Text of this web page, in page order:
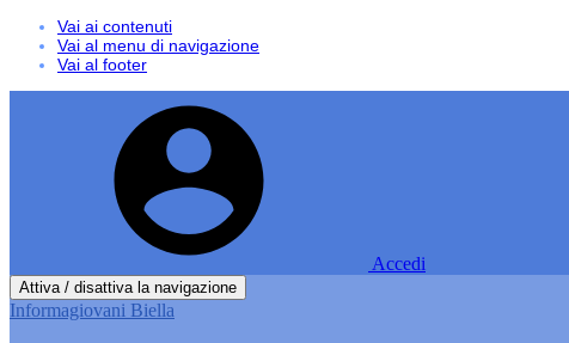
Vai ai contenuti
Vai al menu di navigazione
Vai al footer
Accedi
Attiva / disattiva la navigazione
Informagiovani Biella